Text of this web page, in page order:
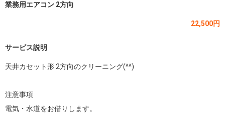
業務用エアコン 2方向
22,500円
サービス説明
天井カセット形 2方向のクリーニング(^^)
注意事項
電気・水道をお借りします。